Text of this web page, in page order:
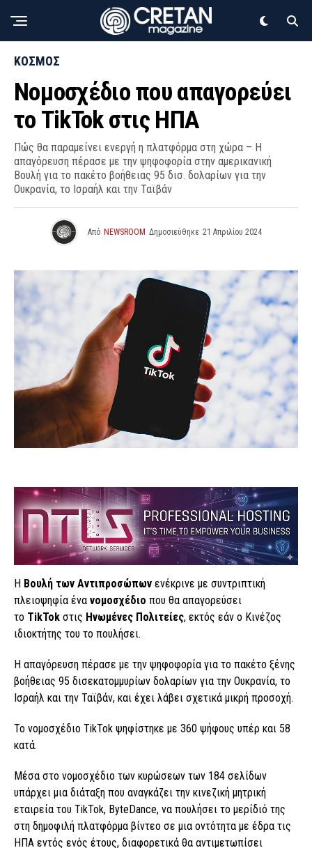
ΚΟΣΜΟΣ
Νομοσχέδιο που απαγορεύει
το TikTok στις ΗΠΑ
Πώς θα παραμείνει ενεργή η πλατφόρμα στη χώρα – Η
απαγόρευση πέρασε με την ψηφοφορία στην αμερικανική
Βουλή για το πακέτο βοήθειας 95 δισ. δολαρίων για την
Ουκρανία, το Ισραήλ και την Ταϊβάν
Από NEWSROOM Δημοσιεύθηκε 21 Απριλίου 2024
Η Βουλή των Αντιπροσώπων ενέκρινε με συντριπτική
πλειοψηφία ένα νομοσχέδιο που θα απαγορεύσει
το TikTok στις Ηνωμένες Πολιτείες, εκτός εάν ο Κινέζος
ιδιοκτήτης του το πουλήσει.
Η απαγόρευση πέρασε με την ψηφοφορία για το πακέτο ξένης
βοήθειας 95 δισεκατομμυρίων δολαρίων για την Ουκρανία, το
Ισραήλ και την Ταϊβάν, και έχει λάβει σχετικά μικρή προσοχή.
Το νομοσχέδιο TikTok ψηφίστηκε με 360 ψήφους υπέρ και 58
κατά.
Μέσα στο νομοσχέδιο των κυρώσεων των 184 σελίδων
υπάρχει μια διάταξη που αναγκάζει την κινεζική μητρική
εταιρεία του TikTok, ByteDance, να πουλήσει το μερίδιό της
στη δημοφιλή πλατφόρμα βίντεο σε μια οντότητα με έδρα τις
ΗΠΑ εντός ενός έτους, διαφορετικά θα αντιμετωπίσει